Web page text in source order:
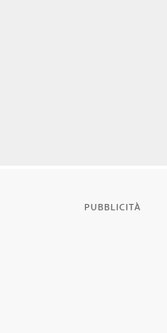
PUBBLICITÀ